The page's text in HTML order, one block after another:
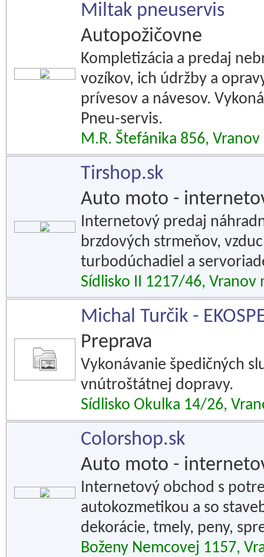
Miltak pneuservis
Autopožičovne
Kompletizácia a predaj
vozíkov, ich údržby a
prívesov a návesov.
Pneu-servis.
M.R. Štefánika 856,
Tirshop.sk
Auto moto -
Internetový predaj
brzdových strmeňov,
turbodúchadiel a
Sídlisko II 1217/46, Vranov
Michal Turčik -
Preprava
Vykonávanie špedičných
vnútroštátnej dopravy.
Sídlisko Okulka 14/26,
Colorshop.sk
Auto moto -
Internetový obchod s
autokozmetikou a so
dekorácie, tmely, peny,
Boženy Nemcovej 1157,